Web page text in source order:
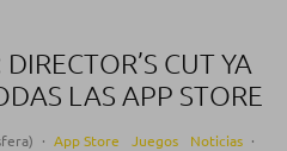
CUT YA
LAS APP STORE
· App Store Juegos Noticias ·